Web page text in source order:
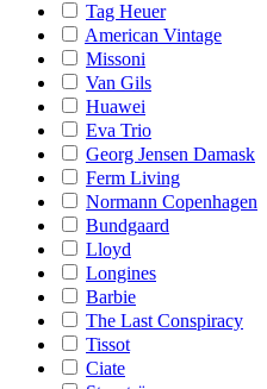
Tag Heuer
American Vintage
Missoni
Van Gils
Huawei
Eva Trio
Georg Jensen Damask
Ferm Living
Normann Copenhagen
Bundgaard
Lloyd
Longines
Barbie
The Last Conspiracy
Tissot
Ciate